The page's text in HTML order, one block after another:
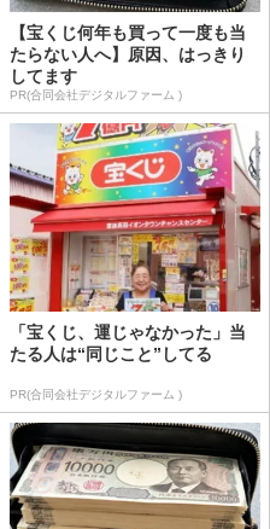
【宝くじ何年も買って一度も当
たらない人へ】原因、はっきり
してます
PR(合同会社デジタルファーム )
「宝くじ、運じゃなかった」当
たる人は“同じこと”してる
PR(合同会社デジタルファーム )